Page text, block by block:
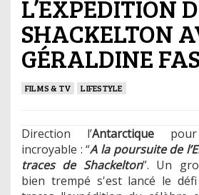
L’EXPÉDITION
SHACKELTON
GÉRALDINE
FILMS & TV LIFESTYLE
Direction l’Antarctiquepour
incroyable :“A la poursuite de
traces de Shackelton”. Un
bien trempé s'est lancé le